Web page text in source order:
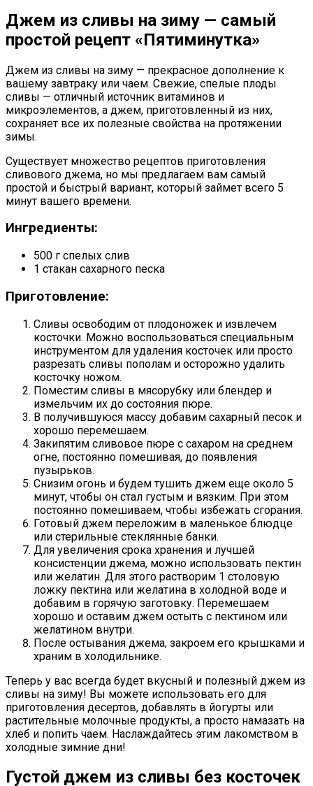
Джем из сливы на зиму — самый
простой рецепт «Пятиминутка»
Джем из сливы на зиму — прекрасное дополнение к
вашему завтраку или чаем. Свежие, спелые плоды
сливы — отличный источник витаминов и
микроэлементов, а джем, приготовленный из них,
сохраняет все их полезные свойства на протяжении
зимы.
Существует множество рецептов приготовления
сливового джема, но мы предлагаем вам самый
простой и быстрый вариант, который займет всего 5
минут вашего времени.
Ингредиенты:
500 г спелых слив
1 стакан сахарного песка
Приготовление:
Сливы освободим от плодоножек и извлечем
косточки. Можно воспользоваться специальным
инструментом для удаления косточек или просто
разрезать сливы пополам и осторожно удалить
косточку ножом.
Поместим сливы в мясорубку или блендер и
измельчим их до состояния пюре.
В получившуюся массу добавим сахарный песок и
хорошо перемешаем.
Закипятим сливовое пюре с сахаром на среднем
огне, постоянно помешивая, до появления
пузырьков.
Снизим огонь и будем тушить джем еще около 5
минут, чтобы он стал густым и вязким. При этом
постоянно помешиваем, чтобы избежать сгорания.
Готовый джем переложим в маленькое блюдце
или стерильные стеклянные банки.
Для увеличения срока хранения и лучшей
консистенции джема, можно использовать пектин
или желатин. Для этого растворим 1 столовую
ложку пектина или желатина в холодной воде и
добавим в горячую заготовку. Перемешаем
хорошо и оставим джем остыть с пектином или
желатином внутри.
После остывания джема, закроем его крышками и
храним в холодильнике.
Теперь у вас всегда будет вкусный и полезный джем из
сливы на зиму! Вы можете использовать его для
приготовления десертов, добавлять в йогурты или
растительные молочные продукты, а просто намазать на
хлеб и попить чаем. Наслаждайтесь этим лакомством в
холодные зимние дни!
Густой джем из сливы без косточек